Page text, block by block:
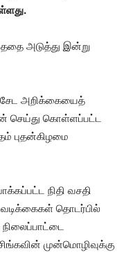
அடுத்து இன்று
அறிக்கையைத்
செய்து கொள்ளப்பட்ட
புதன்கிழமை
நிதி வசதி
தொடர்பில்
முன்மொழிவுக்கு